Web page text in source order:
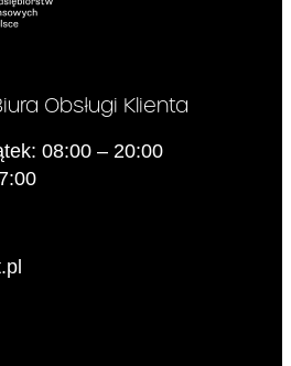
Obsługi Klienta
08:00 – 20:00